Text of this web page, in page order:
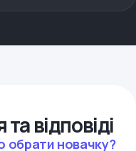
відповіді
новачку?